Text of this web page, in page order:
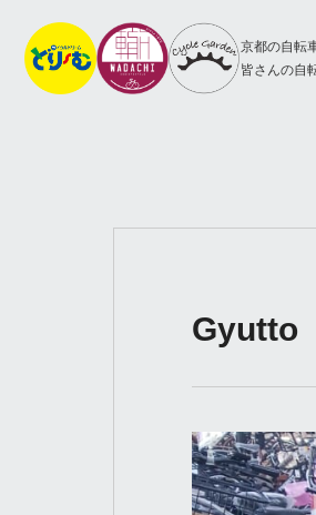
京都の自転
皆さんの自
Gyutto